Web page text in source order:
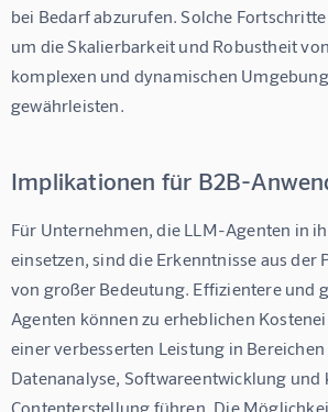
bei Bedarf abzurufen. Solche
um die Skalierbarkeit und Robustheit
komplexen und dynamischen
gewährleisten.
Implikationen für B2B-
Für Unternehmen, die LLM-Agenten in
einsetzen, sind die Erkenntnisse aus der
von großer Bedeutung. Effizientere und
Agenten können zu erheblichen
einer verbesserten Leistung in Bereichen
Datenanalyse, Softwareentwicklung und
Contenterstellung führen. Die